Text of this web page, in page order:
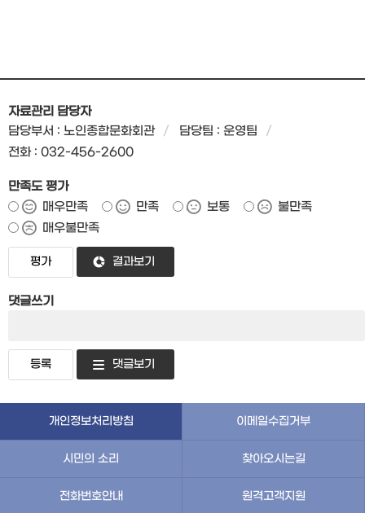
자료관리 담당자
담당부서 : 노인종합문화회관
담당팀 : 운영팀
전화 : 032-456-2600
만족도 평가
매우만족
만족 보통
불만족
매우불만족
결과보기
댓글쓰기
댓글보기
개인정보처리방침 이메일수집거부
시민의 소리 찾아오시는길
전화번호안내 원격고객지원